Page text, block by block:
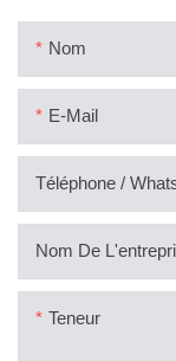
Nom
E-Mail
Téléphone /
Nom De
Teneur